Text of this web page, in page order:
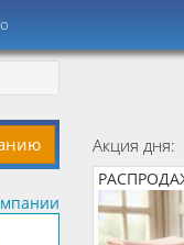
Акция дня: